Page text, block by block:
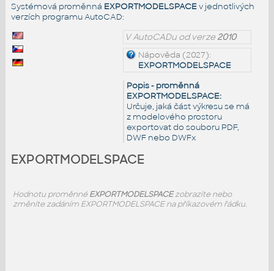
Systémová proměnná EXPORTMODELSPACEv jednotlivých
verzích programu AutoCAD:
V AutoCADu od verze2010
Nápověda (2027):
EXPORTMODELSPACE
Popis - proměnná
EXPORTMODELSPACE:
Určuje, jaká část výkresu se má
z modelového prostoru
exportovat do souboru PDF,
DWF nebo DWFx
EXPORTMODELSPACE
Hodnotu proměnnéEXPORTMODELSPACEzobrazíte nebo
změníte zadáním EXPORTMODELSPACE na příkazovém řádku.